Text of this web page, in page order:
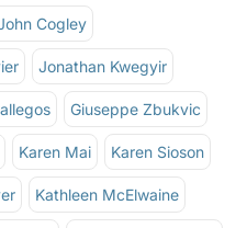
Cogley
Jonathan Kwegyir
Giuseppe Zbukvic
Karen Mai Karen Sioson
Kathleen McElwaine